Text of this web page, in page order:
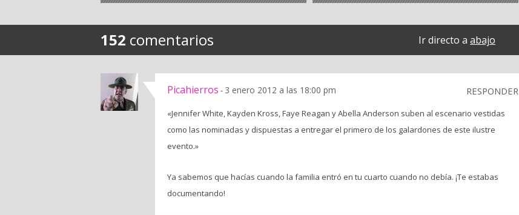
152 comentarios Ir directo a abajo
Picahierros - 3 enero 2012 a las 18:00 pm RESPONDER
«Jennifer White, Kayden Kross, Faye Reagan y Abella Anderson suben al escenario vestidas
como las nominadas y dispuestas a entregar el primero de los galardones de este ilustre
evento.»
Ya sabemos que hacías cuando la familia entró en tu cuarto cuando no debía. ¡Te estabas
documentando!